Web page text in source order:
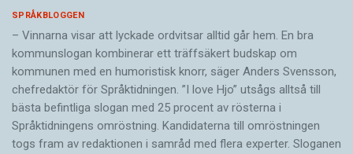
SPRÅKBLOGGEN
– Vinnarna visar att lyckade ordvitsar alltid går hem. En bra
kommunslogan kombinerar ett träffsäkert budskap om
kommunen med en humoristisk knorr, säger Anders Svensson,
chefredaktör för Språktidningen. ”I love Hjo” utsågs alltså till
bästa befintliga slogan med 25 procent av rösterna i
Språktidningens omröstning. Kandidaterna till omröstningen
togs fram av redaktionen i samråd med flera experter. Sloganen